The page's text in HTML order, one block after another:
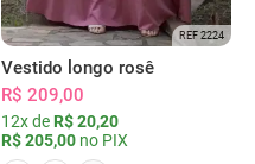
REF 2224
Vestido longo rosê
R$ 209,00
12x de R$ 20,20
R$ 205,00 no PIX